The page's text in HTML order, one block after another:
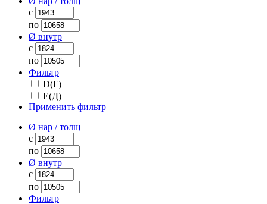
с
по
Ø внутр
с
по
Фильтр
D(Г)
Е(Д)
Применить фильтр
Ø нар / толщ
с
по
Ø внутр
с
по
Фильтр